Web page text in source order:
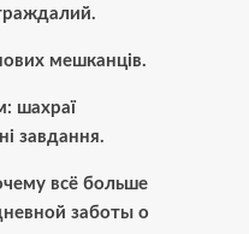
мешканців.
шахраї
завдання.
всё больше
заботы о